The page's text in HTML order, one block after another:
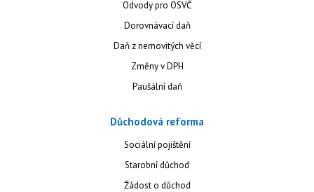
Odvody pro OSVČ
Dorovnávací daň
Daň z nemovitých věcí
Změny v DPH
Paušální daň
Důchodová reforma
Sociální pojištění
Starobní důchod
Žádost o důchod